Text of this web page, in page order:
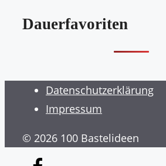
Dauerfavoriten
Datenschutzerklärung
Impressum
© 2026 100 Bastelideen